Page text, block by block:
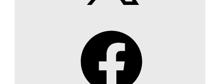
Facebook